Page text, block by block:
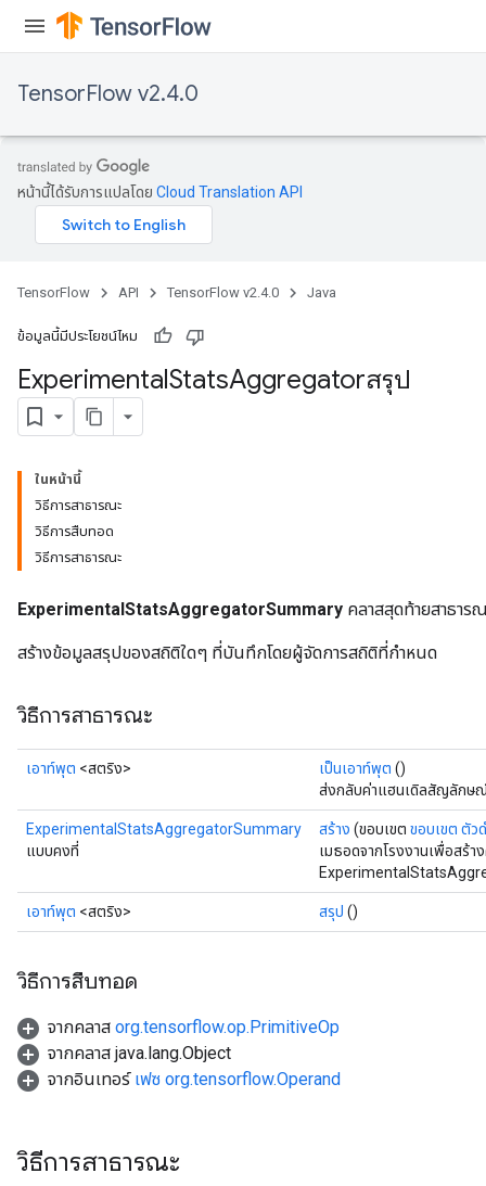
TensorFlow v2.4.0
หน้านี้ได้รับการแปลโดย Cloud Translation API
TensorFlow API TensorFlow v2.4.0 Java
ข้อมูลนี้มีประโยชน์ไหม
ExperimentalStatsAggregatorสรุป
ในหน้านี้
วิธีการสาธารณะ
วิธีการสืบทอด
วิธีการสาธารณะ
ExperimentalStatsAggregatorSummary คลาสสุดท้ายสาธาร
สร้างข้อมูลสรุปของสถิติใดๆ ที่บันทึกโดยผู้จัดการสถิติที่กำหนด
วิธีการสาธารณะ
เอาท์พุต <สตริง> เป็นเอาท์พุต ()
ส่งกลับค่าแฮนเดิลสัญลักษณ์
ExperimentalStatsAggregatorSummary
แบบคงที่
สร้าง (ขอบเขต ขอบเขต ตัว
เมธอดจากโรงงานเพื่อสร้า
เอาท์พุต <สตริง> สรุป ()
วิธีการสืบทอด
จากคลาส org.tensorflow.op.PrimitiveOp
จากคลาส java.lang.Object
จากอินเทอร์ เฟซ org.tensorflow.Operand
วิธีการสาธารณะ